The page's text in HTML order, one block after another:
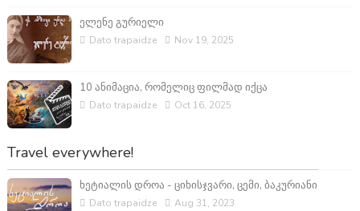
ელენე გურიელი
Dato trapaidze Nov 19, 2025
10 ანიმაცია, რომელიც ფილმად იქცა
Dato trapaidze Oct 16, 2025
Travel everywhere!
ხეტიალის დროა - ციხისჯვარი, ცემი, ბაკურიანი
Dato trapaidze Aug 31, 2023